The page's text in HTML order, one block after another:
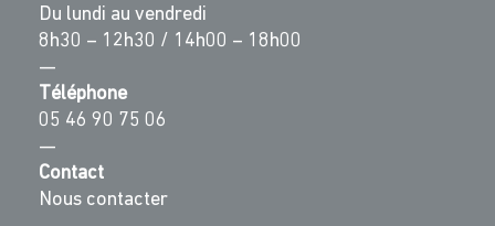
Du lundi au vendredi
8h30 – 12h30 / 14h00 – 18h00
—
Téléphone
05 46 90 75 06
—
Contact
Nous contacter